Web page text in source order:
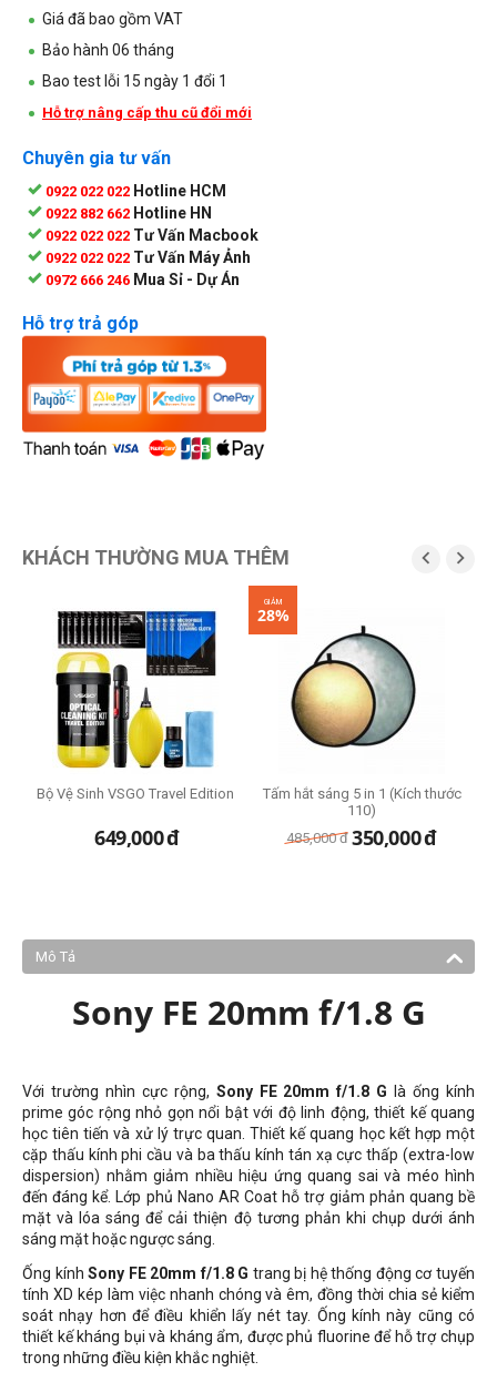
Giá đã bao gồm VAT
Bảo hành 06 tháng
Bao test lỗi 15 ngày 1 đổi 1
Hỗ trợ nâng cấp thu cũ đổi mới
Chuyên gia tư vấn
0922 022 022 Hotline HCM
0922 882 662 Hotline HN
0922 022 022 Tư Vấn Macbook
0922 022 022 Tư Vấn Máy Ảnh
0972 666 246 Mua Sỉ - Dự Án
Hỗ trợ trả góp
KHÁCH THƯỜNG MUA THÊM  
Bộ Vệ Sinh VSGO Travel Edition
649,000đ
GIẢM
28%
Tấm hắt sáng 5 in 1 (Kích thước
110)
485,000 đ 350,000đ
Mô Tả
Sony FE 20mm f/1.8 G
Với trường nhìn cực rộng, Sony FE 20mm f/1.8 G là ống kính
prime góc rộng nhỏ gọn nổi bật với độ linh động, thiết kế quang
học tiên tiến và xử lý trực quan. Thiết kế quang học kết hợp một
cặp thấu kính phi cầu và ba thấu kính tán xạ cực thấp (extra-low
dispersion) nhằm giảm nhiều hiệu ứng quang sai và méo hình
đến đáng kể. Lớp phủ Nano AR Coat hỗ trợ giảm phản quang bề
mặt và lóa sáng để cải thiện độ tương phản khi chụp dưới ánh
sáng mặt hoặc ngược sáng.
Ống kínhSony FE 20mm f/1.8 G trang bị hệ thống động cơ tuyến
tính XD kép làm việc nhanh chóng và êm, đồng thời chia sẻ kiểm
soát nhạy hơn để điều khiển lấy nét tay. Ống kính này cũng có
thiết kế kháng bụi và kháng ẩm, được phủ fluorine để hỗ trợ chụp
trong những điều kiện khắc nghiệt.